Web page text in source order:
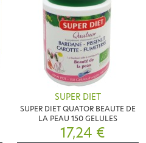
SUPER DIET
SUPER DIET QUATOR BEAUTE DE
LA PEAU 150 GELULES
17,24 €